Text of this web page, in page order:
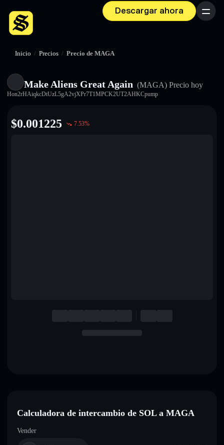
Descargar ahora Menú
Inicio / Precios / Precio de MAGA
Make Aliens Great Again (MAGA) Precio hoy
Hon2rHAiqkcDtUzL5gA2vjXPr7T1MPCK2UT2AHKCpump
$0.001225 7.53%
Calculadora de intercambio de SOL a MAGA
Vender